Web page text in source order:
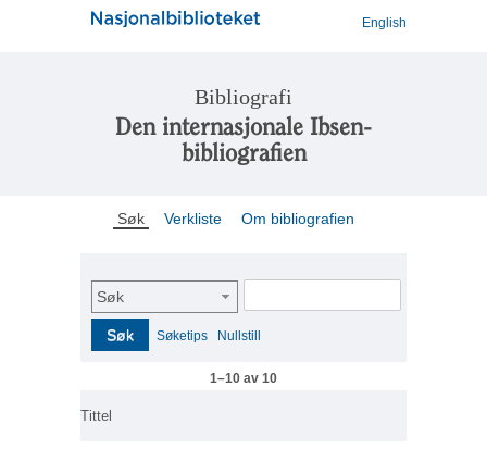
English
Bibliografi
Den internasjonale Ibsen-
bibliografien
Søk Verkliste Om bibliografien
Søk
Søk Søketips Nullstill
1–10 av 10
Tittel